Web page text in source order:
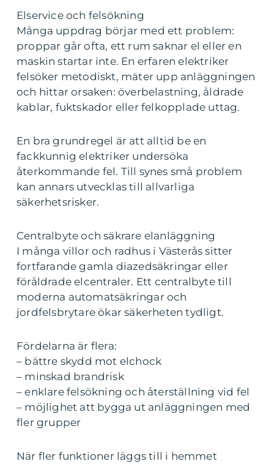
Elservice och felsökning
Många uppdrag börjar med ett problem:
proppar går ofta, ett rum saknar el eller en
maskin startar inte. En erfaren elektriker
felsöker metodiskt, mäter upp anläggningen
och hittar orsaken: överbelastning, åldrade
kablar, fuktskador eller felkopplade uttag.
En bra grundregel är att alltid be en
fackkunnig elektriker undersöka
återkommande fel. Till synes små problem
kan annars utvecklas till allvarliga
säkerhetsrisker.
Centralbyte och säkrare elanläggning
I många villor och radhus i Västerås sitter
fortfarande gamla diazedsäkringar eller
föråldrade elcentraler. Ett centralbyte till
moderna automatsäkringar och
jordfelsbrytare ökar säkerheten tydligt.
Fördelarna är flera:
– bättre skydd mot elchock
– minskad brandrisk
– enklare felsökning och återställning vid fel
– möjlighet att bygga ut anläggningen med
fler grupper
När fler funktioner läggs till i hemmet